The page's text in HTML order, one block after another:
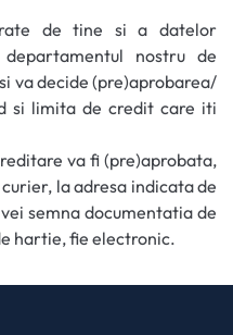
de tine si a datelor
nostru de
va decide (pre)aprobarea/
si limita de credit care iti
va fi (pre)aprobata,
la adresa indicata de
semna documentatia de
hartie, fie electronic.